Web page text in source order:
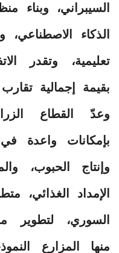
السيبراني، وبناء
الذكاء الاصطناعي،
تعليمية، وتقدر
بقيمة إجمالية تقارب 4 مليارات ريال.
وعدّ القطاع
بإمكانات واعدة في
وإنتاج الحبوب،
الإمداد الغذائي،
السوري، لتطوير
منها المزارع